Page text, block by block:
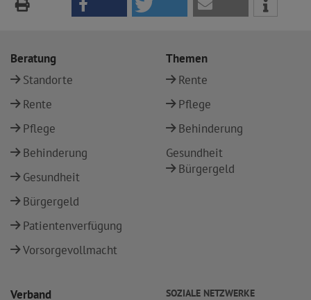
Beratung
Standorte
Rente
Pflege
Behinderung
Gesundheit
Bürgergeld
Patientenverfügung
Vorsorgevollmacht
Themen
Rente
Pflege
Behinderung
Gesundheit
Bürgergeld
Verband SOZIALE NETZWERKE